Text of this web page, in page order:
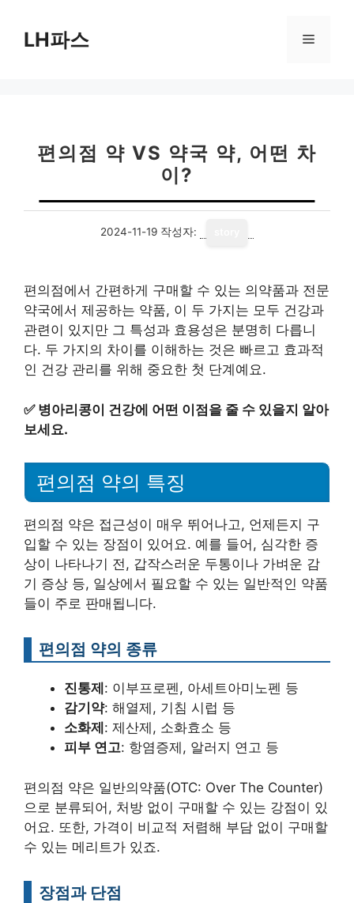
LH파스 메
편의점 약 VS 약국 약, 어떤 차
이?
2024-11-19 작성자:
편의점에서 간편하게 구매할 수 있는 의약품과 전문
약국에서 제공하는 약품, 이 두 가지는 모두 건강과
관련이 있지만 그 특성과 효용성은 분명히 다릅니
다. 두 가지의 차이를 이해하는 것은 빠르고 효과적
인 건강 관리를 위해 중요한 첫 단계예요.
✅ 병아리콩이 건강에 어떤 이점을 줄 수 있을지 알아
보세요.
편의점 약의 특징
편의점 약은 접근성이 매우 뛰어나고, 언제든지 구
입할 수 있는 장점이 있어요. 예를 들어, 심각한 증
상이 나타나기 전, 갑작스러운 두통이나 가벼운 감
기 증상 등, 일상에서 필요할 수 있는 일반적인 약품
들이 주로 판매됩니다.
편의점 약의 종류
진통제 : 이부프로펜, 아세트아미노펜 등
감기약: 해열제, 기침 시럽 등
소화제 : 제산제, 소화효소 등
피부 연고: 항염증제, 알러지 연고 등
편의점 약은 일반의약품(OTC: Over The Counter)
으로 분류되어, 처방 없이 구매할 수 있는 강점이 있
어요. 또한, 가격이 비교적 저렴해 부담 없이 구매할
수 있는 메리트가 있죠.
장점과 단점